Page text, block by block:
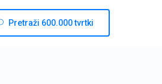
Pretraži 600.000 tvrtki